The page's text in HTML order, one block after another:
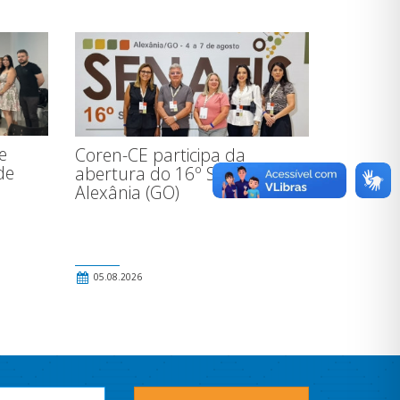
Coren-CE participa da
abertura do 16º SENAFIS, em
Alexânia (GO)
05.08.2026